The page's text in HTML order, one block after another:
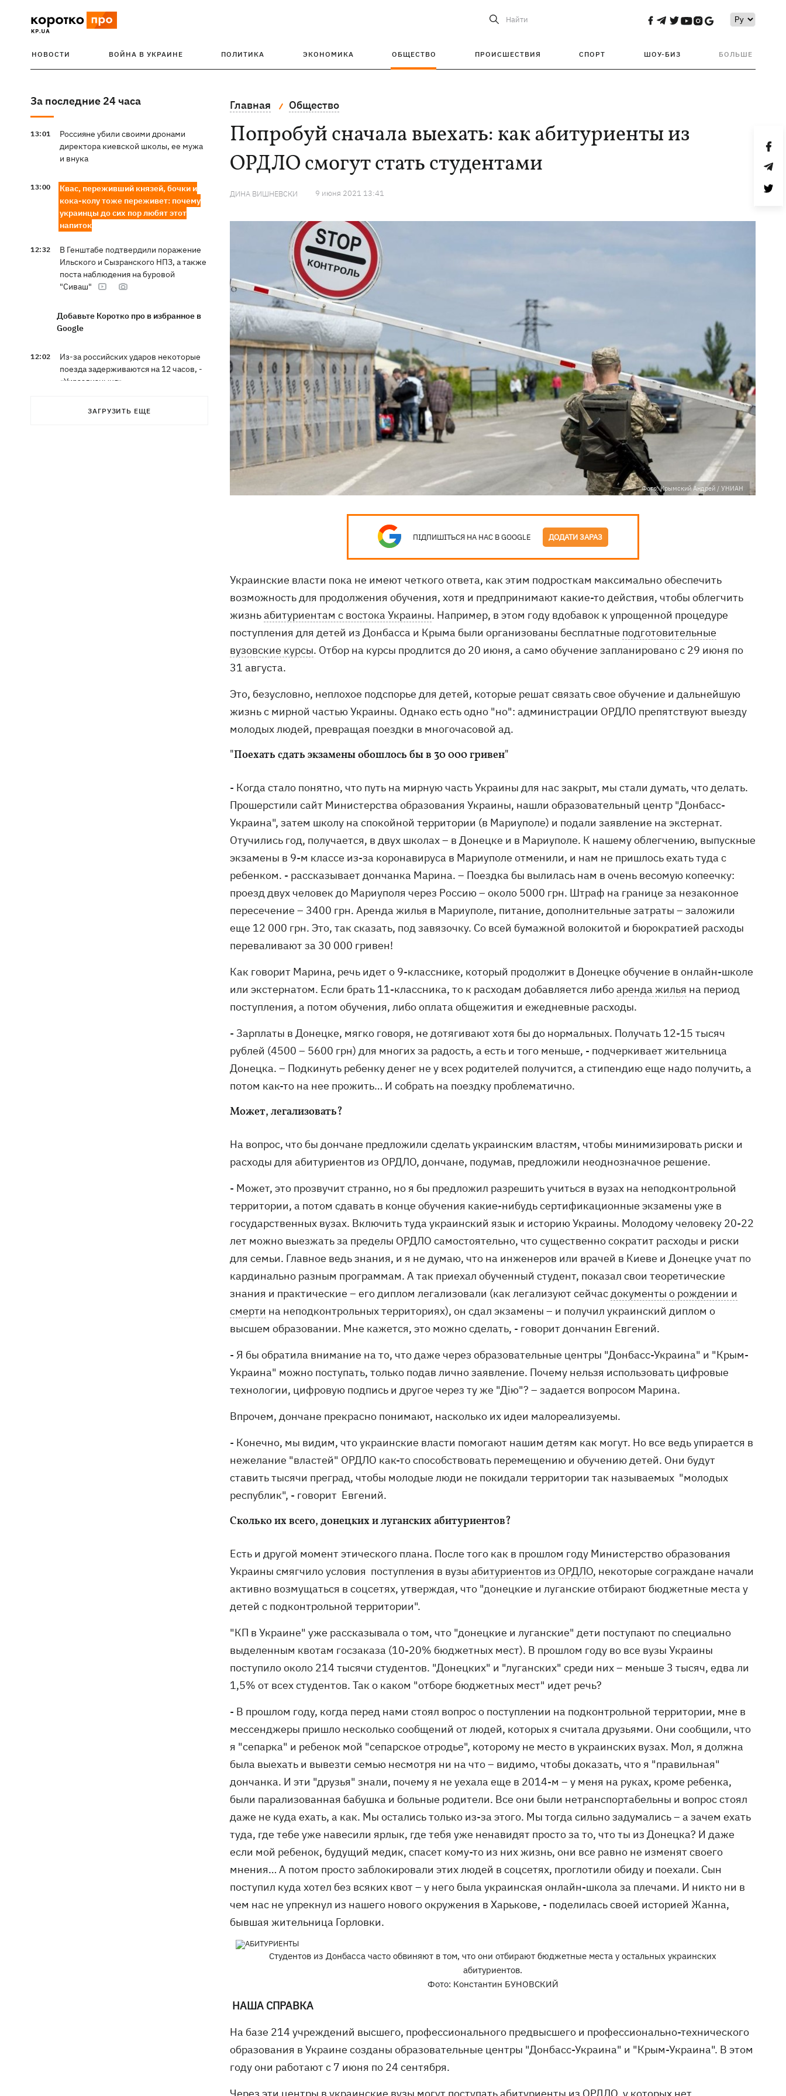
Найти
НОВОСТИ ВОЙНА В УКРАИНЕ ПОЛИТИКА ЭКОНОМИКА ОБЩЕСТВО ПРОИСШЕСТВИЯ СПОРТ ШОУ-БИЗ БОЛЬШЕ
За последние 24 часа
13:01
Россияне убили своими дронами
директора киевской школы, ее мужа
и внука
13:00
Квас, переживший князей, бочки и
кока-колу тоже переживет: почему
украинцы до сих пор любят этот
напиток
12:32
В Генштабе подтвердили поражение
Ильского и Сызранского НПЗ, а также
поста наблюдения на буровой
"Сиваш"
Добавьте Коротко про в избранное в
Google
12:02
Из-за российских ударов некоторые
поезда задерживаются на 12 часов, -
«Укрзализныця»
Кульбит Трампа: почему США
ЗАГРУЗИТЬ ЕЩЕ
Главная Общество
Попробуй сначала выехать: как абитуриенты из
ОРДЛО смогут стать студентами
ДИНА ВИШНЕВСКИ 9 июня 2021 13:41
Фото: Крымский Андрей / УНИАН
ПІДПИШІТЬСЯ НА НАС В GOOGLE ДОДАТИ ЗАРАЗ
Украинские власти пока не имеют четкого ответа, как этим подросткам максимально обеспечить
возможность для продолжения обучения, хотя и предпринимают какие-то действия, чтобы облегчить
жизньабитуриентам с востока Украины. Например, в этом году вдобавок к упрощенной процедуре
поступления для детей из Донбасса и Крыма были организованы бесплатные подготовительные
вузовские курсы. Отбор на курсы продлится до 20 июня, а само обучение запланировано с 29 июня по
31 августа.
Это, безусловно, неплохое подспорье для детей, которые решат связать свое обучение и дальнейшую
жизнь с мирной частью Украины. Однако есть одно "но": администрации ОРДЛО препятствуют выезду
молодых людей, превращая поездки в многочасовой ад.
"Поехать сдать экзамены обошлось бы в 30 000 гривен"
- Когда стало понятно, что путь на мирную часть Украины для нас закрыт, мы стали думать, что делать.
Прошерстили сайт Министерства образования Украины, нашли образовательный центр "Донбасс-
Украина", затем школу на спокойной территории (в Мариуполе) и подали заявление на экстернат.
Отучились год, получается, в двух школах – в Донецке и в Мариуполе. К нашему облегчению, выпускные
экзамены в 9-м классе из-за коронавируса в Мариуполе отменили, и нам не пришлось ехать туда с
ребенком. - рассказывает дончанка Марина. – Поездка бы вылилась нам в очень весомую копеечку:
проезд двух человек до Мариуполя через Россию – около 5000 грн. Штраф на границе за незаконное
пересечение – 3400 грн. Аренда жилья в Мариуполе, питание, дополнительные затраты – заложили
еще 12 000 грн. Это, так сказать, под завязочку. Со всей бумажной волокитой и бюрократией расходы
переваливают за 30 000 гривен!
Как говорит Марина, речь идет о 9-класснике, который продолжит в Донецке обучение в онлайн-школе
или экстернатом. Если брать 11-классника, то к расходам добавляется либоаренда жилья на период
поступления, а потом обучения, либо оплата общежития и ежедневные расходы.
- Зарплаты в Донецке, мягко говоря, не дотягивают хотя бы до нормальных. Получать 12-15 тысяч
рублей (4500 – 5600 грн) для многих за радость, а есть и того меньше, - подчеркивает жительница
Донецка. – Подкинуть ребенку денег не у всех родителей получится, а стипендию еще надо получить, а
потом как-то на нее прожить… И собрать на поездку проблематично.
Может, легализовать?
На вопрос, что бы дончане предложили сделать украинским властям, чтобы минимизировать риски и
расходы для абитуриентов из ОРДЛО, дончане, подумав, предложили неоднозначное решение.
- Может, это прозвучит странно, но я бы предложил разрешить учиться в вузах на неподконтрольной
территории, а потом сдавать в конце обучения какие-нибудь сертификационные экзамены уже в
государственных вузах. Включить туда украинский язык и историю Украины. Молодому человеку 20-22
лет можно выезжать за пределы ОРДЛО самостоятельно, что существенно сократит расходы и риски
для семьи. Главное ведь знания, и я не думаю, что на инженеров или врачей в Киеве и Донецке учат по
кардинально разным программам. А так приехал обученный студент, показал свои теоретические
знания и практические – его диплом легализовали (как легализуют сейчасдокументы о рождении и
смерти на неподконтрольных территориях), он сдал экзамены – и получил украинский диплом о
высшем образовании. Мне кажется, это можно сделать, - говорит дончанин Евгений.
- Я бы обратила внимание на то, что даже через образовательные центры "Донбасс-Украина" и "Крым-
Украина" можно поступать, только подав лично заявление. Почему нельзя использовать цифровые
технологии, цифровую подпись и другое через ту же "Дію"? – задается вопросом Марина.
Впрочем, дончане прекрасно понимают, насколько их идеи малореализуемы.
- Конечно, мы видим, что украинские власти помогают нашим детям как могут. Но все ведь упирается в
нежелание "властей" ОРДЛО как-то способствовать перемещению и обучению детей. Они будут
ставить тысячи преград, чтобы молодые люди не покидали территории так называемых "молодых
республик", - говорит Евгений.
Сколько их всего, донецких и луганских абитуриентов?
Есть и другой момент этического плана. После того как в прошлом году Министерство образования
Украины смягчило условия поступления в вузы абитуриентов из ОРДЛО, некоторые сограждане начали
активно возмущаться в соцсетях, утверждая, что "донецкие и луганские отбирают бюджетные места у
детей с подконтрольной территории".
"КП в Украине" уже рассказывала о том, что "донецкие и луганские" дети поступают по специально
выделенным квотам госзаказа (10-20% бюджетных мест). В прошлом году во все вузы Украины
поступило около 214 тысячи студентов. "Донецких" и "луганских" среди них – меньше 3 тысяч, едва ли
1,5% от всех студентов. Так о каком "отборе бюджетных мест" идет речь?
- В прошлом году, когда перед нами стоял вопрос о поступлении на подконтрольной территории, мне в
мессенджеры пришло несколько сообщений от людей, которых я считала друзьями. Они сообщили, что
я "сепарка" и ребенок мой "сепарское отродье", которому не место в украинских вузах. Мол, я должна
была выехать и вывезти семью несмотря ни на что – видимо, чтобы доказать, что я "правильная"
дончанка. И эти "друзья" знали, почему я не уехала еще в 2014-м – у меня на руках, кроме ребенка,
были парализованная бабушка и больные родители. Все они были нетранспортабельны и вопрос стоял
даже не куда ехать, а как. Мы остались только из-за этого. Мы тогда сильно задумались – а зачем ехать
туда, где тебе уже навесили ярлык, где тебя уже ненавидят просто за то, что ты из Донецка? И даже
если мой ребенок, будущий медик, спасет кому-то из них жизнь, они все равно не изменят своего
мнения… А потом просто заблокировали этих людей в соцсетях, проглотили обиду и поехали. Сын
поступил куда хотел без всяких квот – у него была украинская онлайн-школа за плечами. И никто ни в
чем нас не упрекнул из нашего нового окружения в Харькове, - поделилась своей историей Жанна,
бывшая жительница Горловки.
Студентов из Донбасса часто обвиняют в том, что они отбирают бюджетные места у остальных украинских
абитуриентов.
Фото: Константин БУНОВСКИЙ
НАША СПРАВКА
На базе 214 учреждений высшего, профессионального предвысшего и профессионально-технического
образования в Украине созданы образовательные центры "Донбасс-Украина" и "Крым-Украина". В этом
году они работают с 7 июня по 24 сентября.